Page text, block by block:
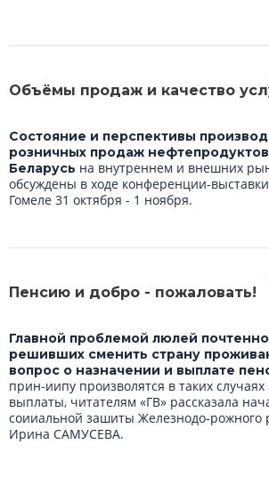
Объёмы продаж и качество
Состояние и перспективы
розничных продаж
Беларусь на внутреннем и внешних
обсуждены в ходе конференции-
Гомеле 31 октября - 1 ноября.
Пенсию и добро - пожаловать!
Главной проблемой люлей
решивших сменить страну
вопрос о назначении и выплате
прин-иипу произволятся в таких
выплаты, читателям «ГВ» рассказала
соииальной зашиты Железнодо-рожного
Ирина CAMУCEBA.